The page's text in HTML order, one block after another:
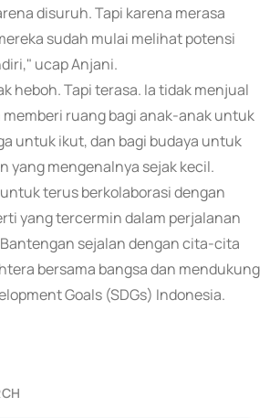
disuruh. Tapi karena merasa
sudah mulai melihat potensi
ucap Anjani.
heboh. Tapi terasa. Ia tidak menjual
memberi ruang bagi anak-anak untuk
untuk ikut, dan bagi budaya untuk
yang mengenalnya sejak kecil.
terus berkolaborasi dengan
yang tercermin dalam perjalanan
sejalan dengan cita-cita
bersama bangsa dan mendukung
Goals (SDGs) Indonesia.